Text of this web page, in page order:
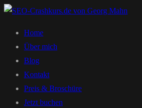
Home
Über mich
Blog
Kontakt
Preis & Broschüre
Jetzt buchen